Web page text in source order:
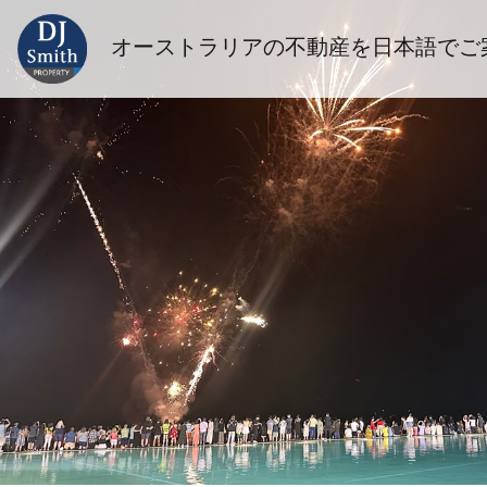
オーストラリアの不動産を日本語でご